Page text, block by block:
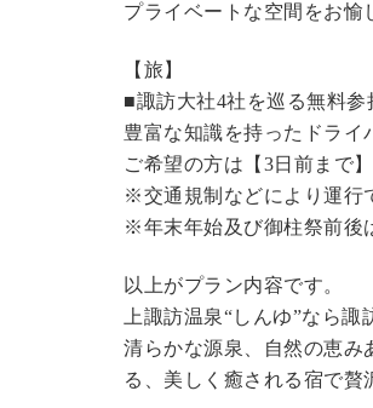
プライベートな空間をお愉
【旅】
■諏訪大社4社を巡る無料参
豊富な知識を持ったドライ
ご希望の方は【3日前まで
※交通規制などにより運行
※年末年始及び御柱祭前後
以上がプラン内容です。
上諏訪温泉“しんゆ”なら
清らかな源泉、自然の恵み
る、美しく癒される宿で贅